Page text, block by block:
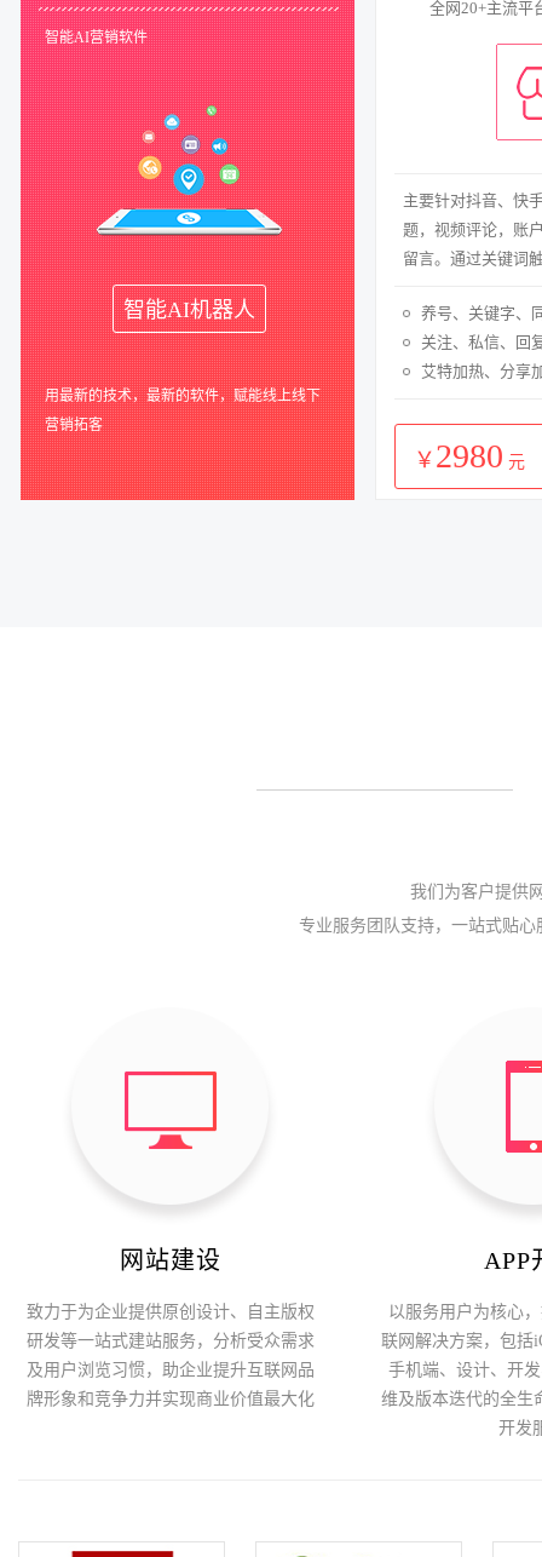
智能AI营销软件
智能AI机器人
用最新的技术，最新的软件，赋能线上线下
营销拓客
全网20+主流平
主要针对抖音、快
题，视频评论，账
留言。通过关键词
养号、关键字、
关注、私信、回
艾特加热、分享
￥ 2980 元
我们为客户提供
专业服务团队支持，一站式贴
网站建设
致力于为企业提供原创设计、自主版权
研发等一站式建站服务，分析受众需求
及用户浏览习惯，助企业提升互联网品
牌形象和竞争力并实现商业价值最大化
APP
以服务用户为核心
联网解决方案，包括
手机端、设计、开
维及版本迭代的全生
开发